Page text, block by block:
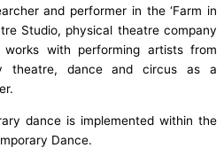
and performer in the ‘Farm in
Studio, physical theatre company
with performing artists from
theatre, dance and circus as a
dance is implemented within the
Dance.